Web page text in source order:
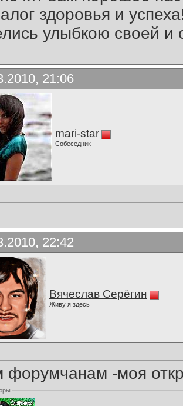
здоровья и
улыбкою своей и
21:06
mari-star
Собеседник
22:42
Вячеслав Серёгин
Живу я здесь
форумчанам -моя